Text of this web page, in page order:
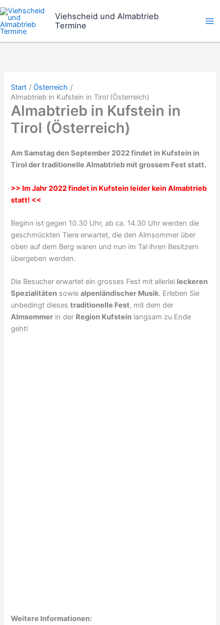
Zum
Inhalt
springen
Viehscheid und Almabtrieb
Termine
Start
Österreich
Almabtrieb in Kufstein in Tirol (Österreich)
Almabtrieb in Kufstein in
Tirol (Österreich)
Am Samstag den September 2022 findet in Kufstein in
Tirol der traditionelle Almabtrieb mit grossem Fest statt.
>> Im Jahr 2022 findet in Kufstein leider kein Almabtrieb
statt! <<
Beginn ist gegen 10.30 Uhr, ab ca. 14.30 Uhr werden die
geschmückten Tiere erwartet, die den Almsommer über
oben auf dem Berg waren und nun im Tal ihren Besitzern
übergeben werden.
Die Besucher erwartet ein grosses Fest mit allerlei leckeren
Spezialitäten sowiealpenländischer Musik. Erleben Sie
unbedingt diesestraditionelle Fest, mit dem der
Almsommer in der Region Kufstein langsam zu Ende
geht!
Weitere Informationen: